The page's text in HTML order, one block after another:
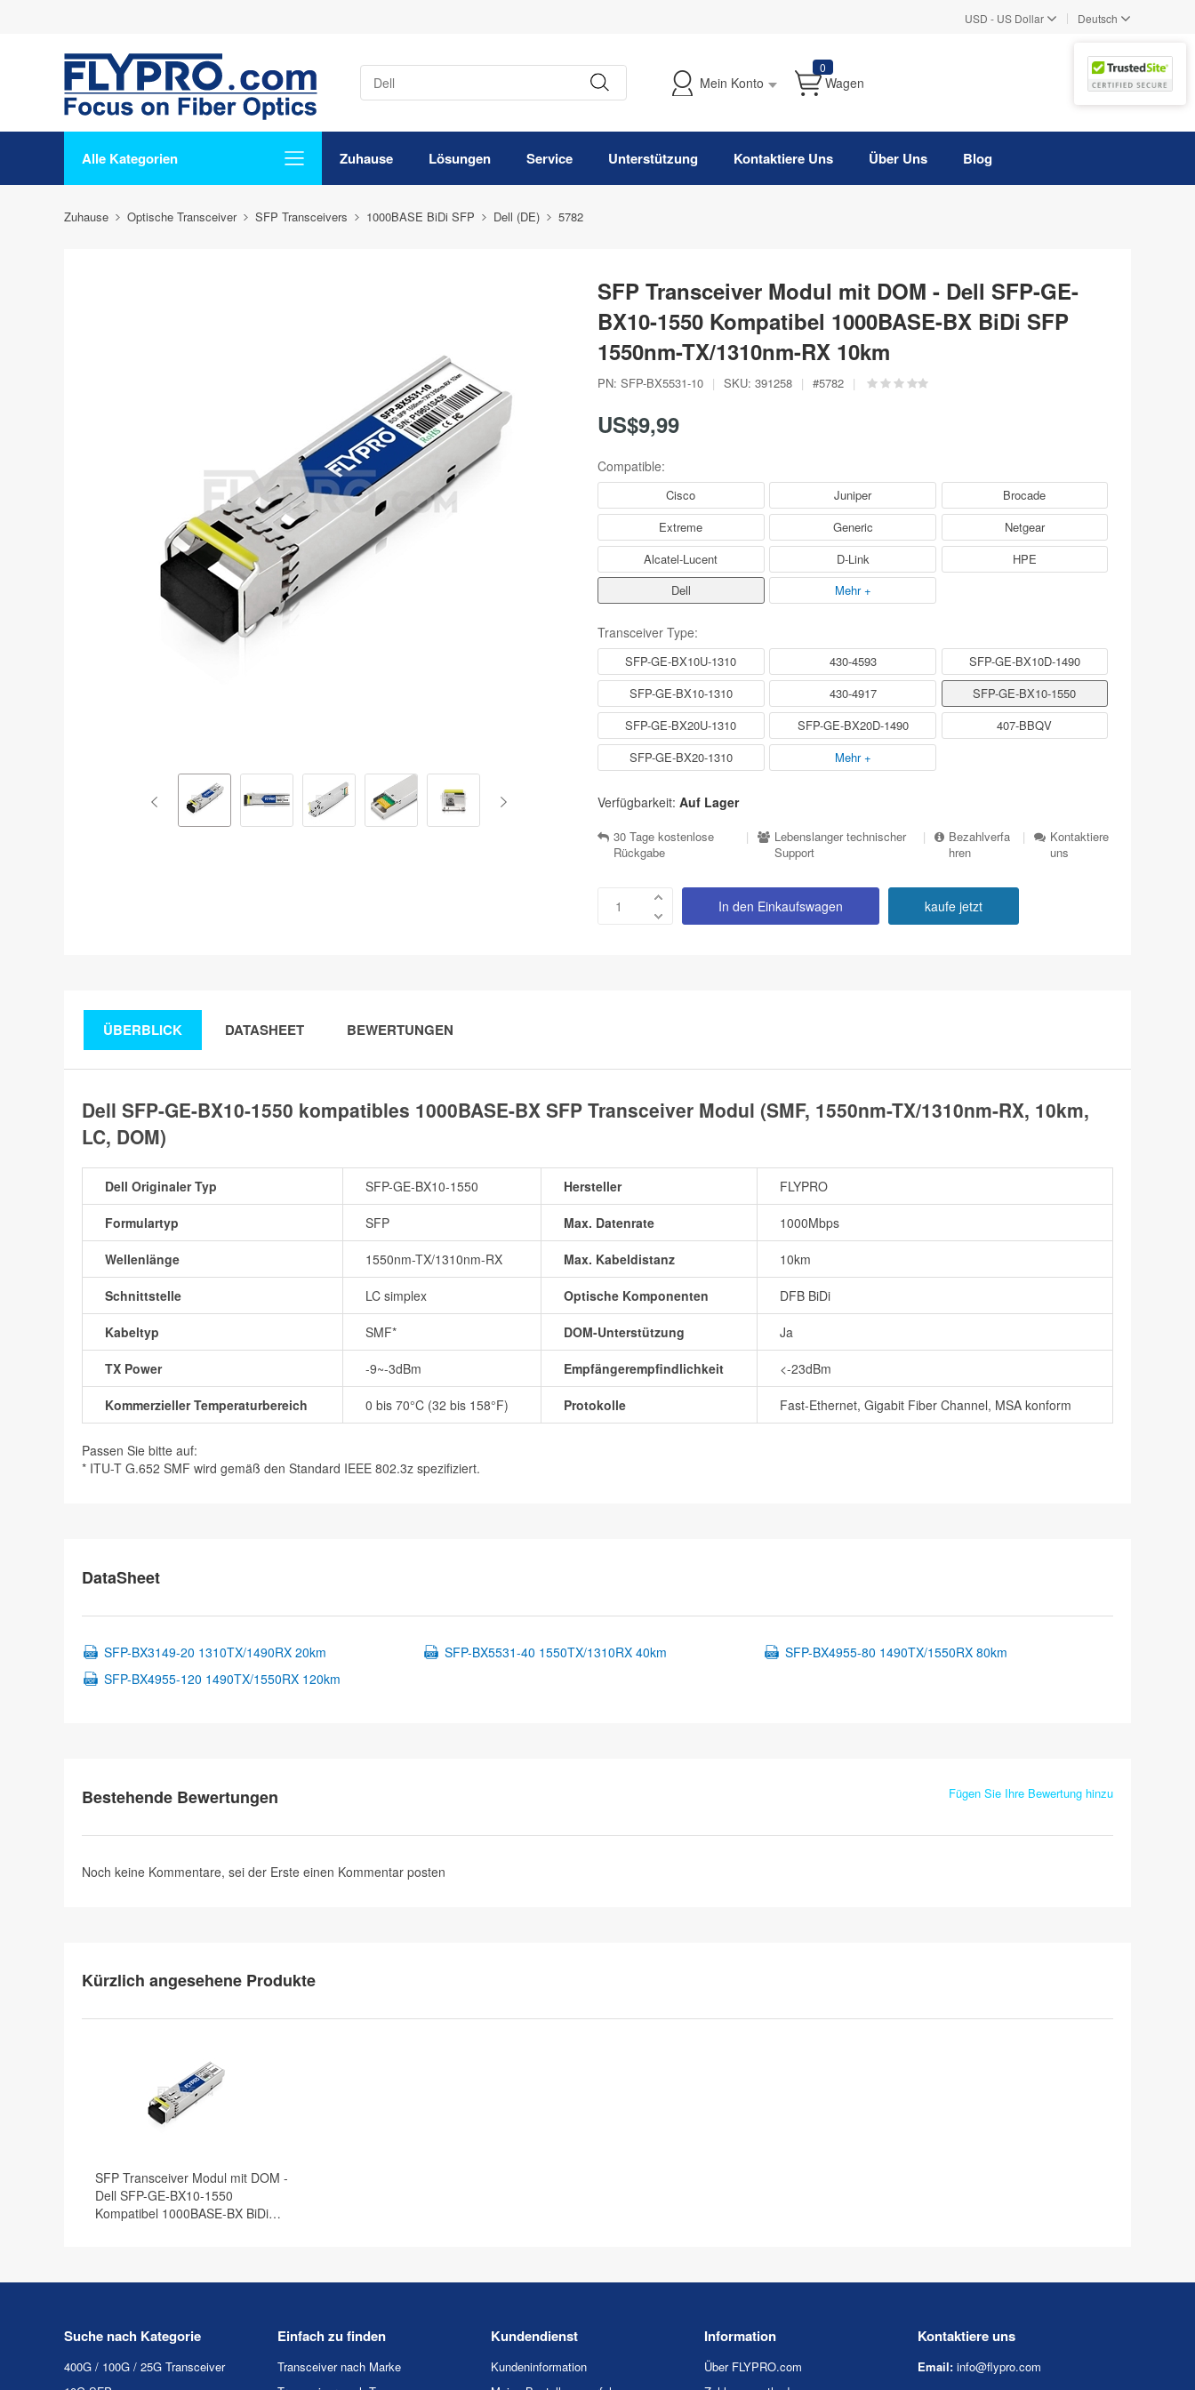
USD - US Dollar | Deutsch
Mein Konto
0
Wagen
Alle Kategorien Zuhause Lösungen Service Unterstützung Kontaktiere Uns Über Uns Blog
Zuhause Optische Transceiver SFP Transceivers 1000BASE BiDi SFP Dell (DE) 5782
SFP Transceiver Modul mit DOM - Dell SFP-GE-
BX10-1550 Kompatibel 1000BASE-BX BiDi SFP
1550nm-TX/1310nm-RX 10km
PN: SFP-BX5531-10 | SKU: 391258 | #5782 |
US$9,99
Compatible:
Cisco Juniper
Brocade
Extreme
Generic
Netgear
Alcatel-Lucent
D-Link
HPE
Dell
Mehr +
Transceiver Type:
SFP-GE-BX10U-1310 430-4593
SFP-GE-BX10D-1490
SFP-GE-BX10-1310
430-4917
SFP-GE-BX10-1550
SFP-GE-BX20U-1310
SFP-GE-BX20D-1490
407-BBQV
SFP-GE-BX20-1310
Mehr +
Verfügbarkeit: Auf Lager
30 Tage kostenlose
Rückgabe
|
Lebenslanger technischer
Support
|
Bezahlverfa
hren
|
Kontaktiere
uns
In den Einkaufswagen kaufe jetzt
ÜBERBLICK DATASHEET BEWERTUNGEN
Dell SFP-GE-BX10-1550 kompatibles 1000BASE-BX SFP Transceiver Modul (SMF, 1550nm-TX/1310nm-RX, 10km,
LC, DOM)
Dell Originaler Typ SFP-GE-BX10-1550 Hersteller FLYPRO
Formulartyp SFP Max. Datenrate 1000Mbps
Wellenlänge 1550nm-TX/1310nm-RX Max. Kabeldistanz 10km
Schnittstelle LC simplex Optische Komponenten DFB BiDi
Kabeltyp SMF* DOM-Unterstützung Ja
TX Power -9~-3dBm Empfängerempfindlichkeit <-23dBm
Kommerzieller Temperaturbereich 0 bis 70°C (32 bis 158°F) Protokolle Fast-Ethernet, Gigabit Fiber Channel, MSA konform
Passen Sie bitte auf:
* ITU-T G.652 SMF wird gemäß den Standard IEEE 802.3z spezifiziert.
DataSheet
SFP-BX3149-20 1310TX/1490RX 20km SFP-BX5531-40 1550TX/1310RX 40km
SFP-BX4955-80 1490TX/1550RX 80km
SFP-BX4955-120 1490TX/1550RX 120km
Bestehende Bewertungen Fügen Sie Ihre Bewertung hinzu
Noch keine Kommentare, sei der Erste einen Kommentar posten
Kürzlich angesehene Produkte
SFP Transceiver Modul mit DOM -
Dell SFP-GE-BX10-1550
Kompatibel 1000BASE-BX BiDi
Suche nach Kategorie
400G / 100G / 25G Transceiver
Einfach zu finden
Transceiver nach Marke
Kundendienst
Kundeninformation
Information
Über FLYPRO.com
Kontaktiere uns
Email: info@flypro.com